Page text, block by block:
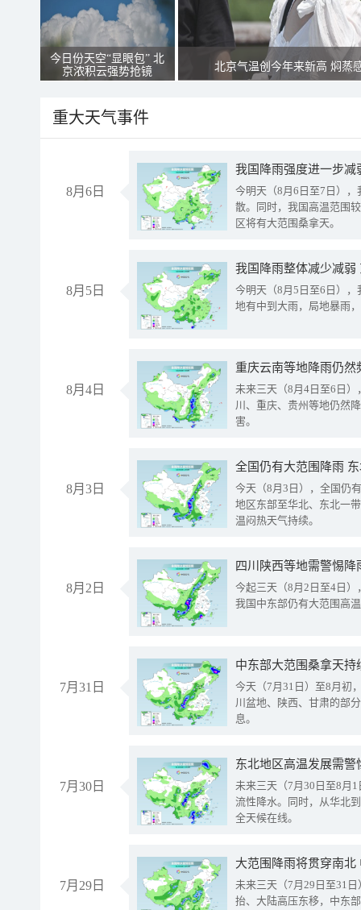
今日份天空“显眼包” 北
京浓积云强势抢镜
北京气温创今年来新高 焖蒸
重大天气事件
8月6日
今明天（8月6日至7日）
散。同时，我国高温范围
区将有大范围桑拿天。
8月5日
我国降雨整体减少减弱
今明天（8月5日至6日）
地有中到大雨，局地暴雨
8月4日
重庆云南等地降雨仍然
未来三天（8月4日至6日
川、重庆、贵州等地仍然
害。
8月3日
全国仍有大范围降雨
今天（8月3日），全国仍
地区东部至华北、东北一
温闷热天气持续。
8月2日
今起三天（8月2日至4日
我国中东部仍有大范围高
7月31日
中东部大范围桑拿天
今天（7月31日）至8月初
川盆地、陕西、甘肃的部
息。
7月30日
东北地区高温发展需
未来三天（7月30日至8月
流性降水。同时，从华北
全天候在线。
7月29日
大范围降雨将贯穿南
未来三天（7月29日至31
抬、大陆高压东移，中东